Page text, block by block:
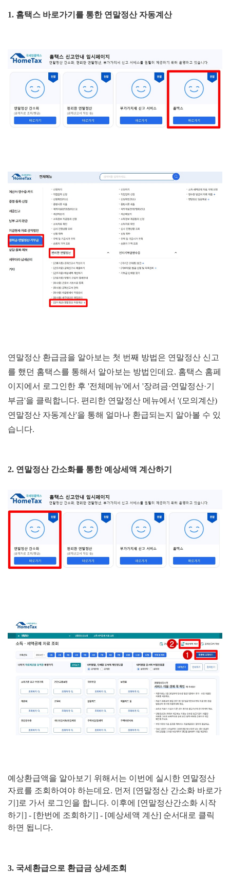
1. 홈택스 바로가기를 통한 연말정산 자동계산
연말정산 환급금을 알아보는 첫 번째 방법은 연말정산 신고
를 했던 홈택스를 통해서 알아보는 방법인데요. 홈택스 홈페
이지에서 로그인한 후 '전체메뉴'에서 '장려금·연말정산·기
부금'을 클릭합니다. 편리한 연말정산 메뉴에서 '(모의계산)
연말정산 자동계산'을 통해 얼마나 환급되는지 알아볼 수 있
습니다.
2. 연말정산 간소화를 통한 예상세액 계산하기
예상환급액을 알아보기 위해서는 이번에 실시한 연말정산
자료를 조회하여야 하는데요. 먼저 [연말정산 간소화 바로가
기]로 가서 로그인을 합니다. 이후에 [연말정산간소화 시작
하기] - [한번에 조회하기] - [예상세액 계산] 순서대로 클릭
하면 됩니다.
3. 국세환급으로 환급금 상세조회